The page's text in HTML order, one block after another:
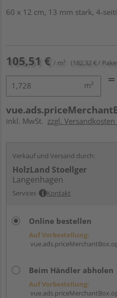
60 x 12 cm, 13 mm stark, 4-
105,51 € / m² (182,32 € /
m²
inkl. MwSt. zzgl.
Verkauf und Versand durch:
HolzLand Stoellger
Langenhagen
Services Kontakt
Online bestellen
Auf Vorbestellung:
Beim Händler abholen
Auf Vorbestellung: